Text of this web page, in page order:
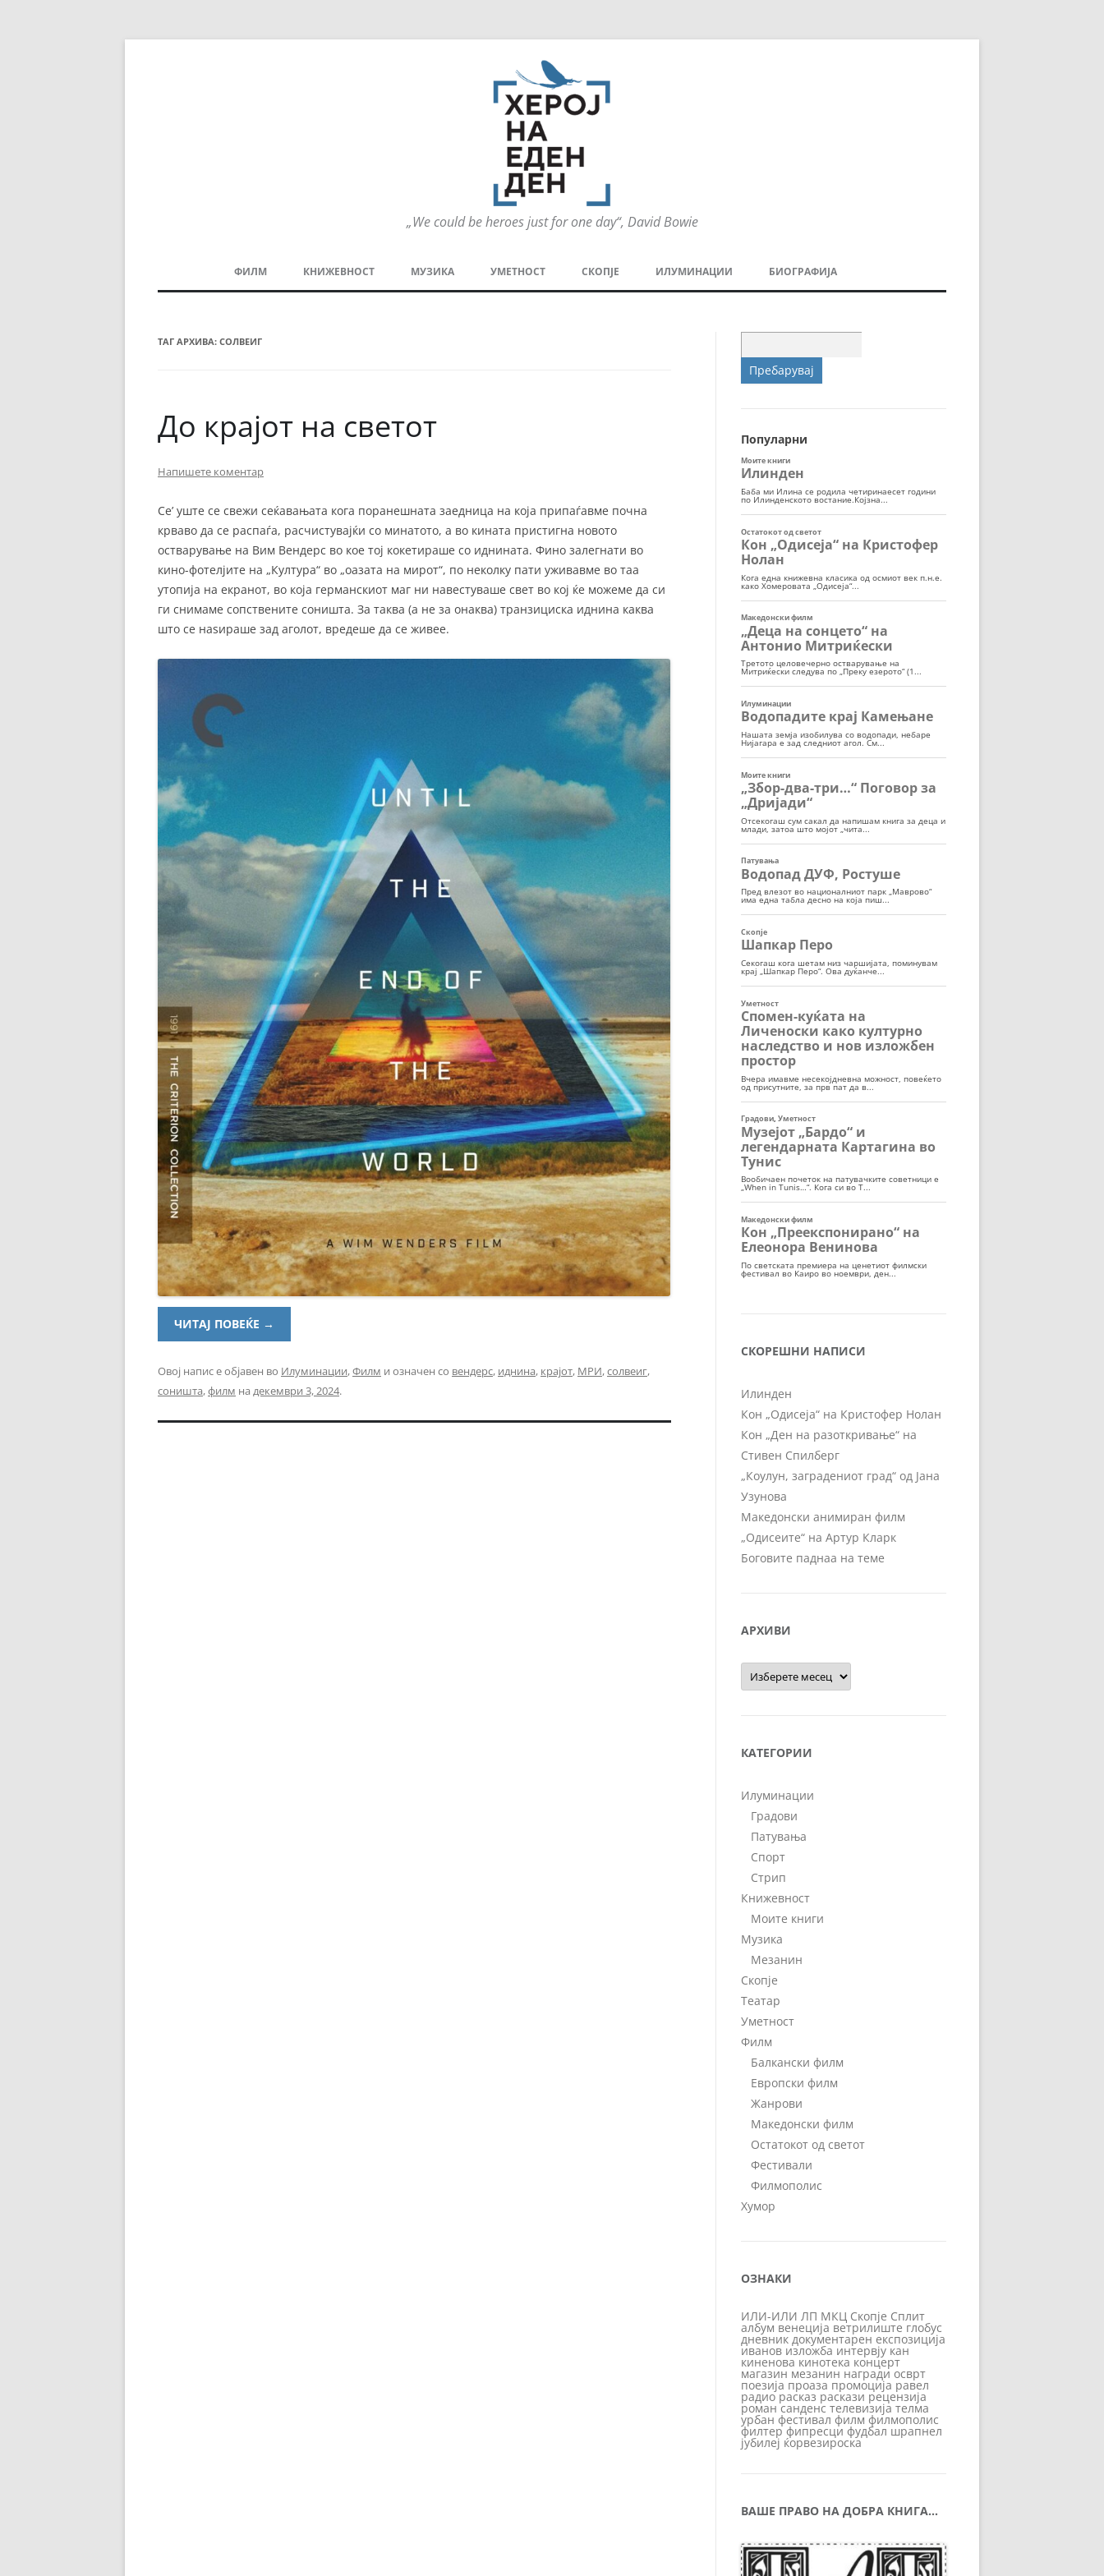
„We could be heroes just for one day“, David Bowie
содржината
ФИЛМ
ЖАНРОВИ
ФИЛМОПОЛИС
КНИЖЕВНОСТ МУЗИКА УМЕТНОСТ СКОПЈЕ ИЛУМИНАЦИИ
СПОРТ
БИОГРАФИЈА
ТАГ АРХИВА: СОЛВЕИГ
До крајот на светот
Напишете коментар
Се’ уште се свежи сеќавањата кога поранешната заедница на која припаѓавме почна
крваво да се распаѓа, расчистувајќи со минатото, а во кината пристигна новото
остварување на Вим Вендерс во кое тој кокетираше со иднината. Фино залегнати во
кино-фотелјите на „Култура“ во „оазата на мирот“, по неколку пати уживавме во таа
утопија на екранот, во која германскиот маг ни навестуваше свет во кој ќе можеме да си
ги снимаме сопствените соништа. За таква (а не за онаква) транзициска иднина каква
што се наѕираше зад аголот, вредеше да се живее.
ЧИТАЈ ПОВЕЌЕ →
Овој напис е објавен во Илуминации,Филм и означен со вендерс, иднина, крајот, МРИ,солвеиг,
соништа,филм на декември 3, 2024.
за:
Популарни
СКОРЕШНИ НАПИСИ
Илинден
Кон „Одисеја“ на Кристофер Нолан
Кон „Ден на разоткривање“ на
Стивен Спилберг
„Коулун, заградениот град“ од Јана
Узунова
Македонски анимиран филм
„Одисеите“ на Артур Кларк
Боговите паднаа на теме
АРХИВИ
Архиви
КАТЕГОРИИ
Илуминации
Градови
Патувања
Спорт
Стрип
Книжевност
Моите книги
Музика
Мезанин
Скопје
Театар
Уметност
Филм
Балкански филм
Европски филм
Жанрови
Македонски филм
Остатокот од светот
Фестивали
Филмополис
Хумор
ОЗНАКИ
ИЛИ-ИЛИ ЛП МКЦ Скопје Сплит
албум венеција ветрилиште глобус
дневник документарен експозиција
иванов изложба интервју кан
киненова кинотека концерт
магазин мезанин награди осврт
поезија проаза промоција равел
радио расказ раскази рецензија
роман санденс телевизија телма
урбан фестивал филм филмополис
филтер фипресци фудбал шрапнел
јубилеј ќорвезироска
ВАШЕ ПРАВО НА ДОБРА КНИГА…